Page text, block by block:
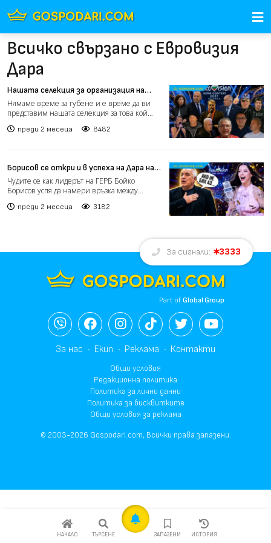
Всичко свързано с Евровизия
Дара
Нашата селекция за организация на
"Евровизия" 2027 (видео)
Нямаме време за губене и е време да ви
представим нашата селекция за това кой
преди 2 месеца 8482
Борисов се откри и в успеха на Дара на
"Евровизия" (видео)
Чудите се как лидерът на ГЕРБ Бойко
Борисов успя да намери връзка между
преди 2 месеца 3182
НАЧАЛО ТЪРСЕНЕ ЗАПАЗЕНИ ИСТОРИЯ
За сигнали: 3333
Part ofGlobal Group
За нас Екип Реклама Контакти
Общи условия
Редакционна политика
Политика за лични данни
Политика за бисквитките
Общи условия за реклама
© 2003-2026 Gospodari.com, Всички права запазени.